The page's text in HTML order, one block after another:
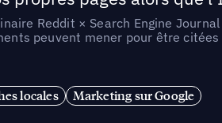
Reddit × Search Engine
peuvent mener pour être citées
locales Marketing sur Google